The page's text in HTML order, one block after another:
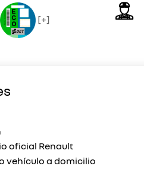
[+]
oficial Renault
vehículo a domicilio